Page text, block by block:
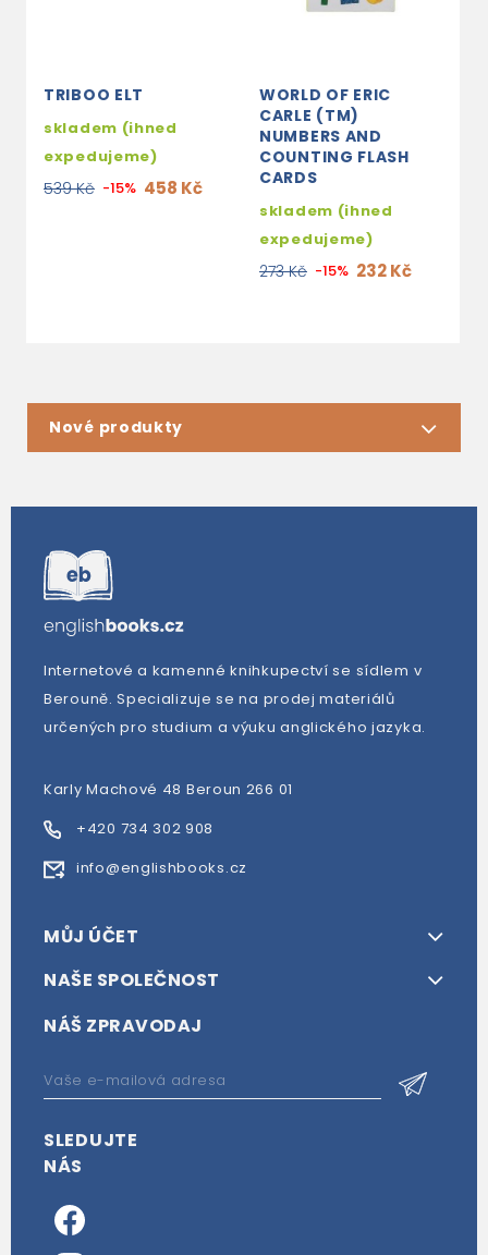
TRIBOO ELT
skladem (ihned
expedujeme)
539 Kč -15% 458 Kč
WORLD OF ERIC
CARLE (TM)
NUMBERS AND
COUNTING FLASH
CARDS
skladem (ihned
expedujeme)
273 Kč -15% 232 Kč
Nové produkty
Internetové a kamenné knihkupectví se sídlem v
Berouně. Specializuje se na prodej materiálů
určených pro studium a výuku anglického jazyka.
Karly Machové 48 Beroun 266 01
+420 734 302 908
info@englishbooks.cz
MŮJ ÚČET
NAŠE SPOLEČNOST
NÁŠ ZPRAVODAJ
SLEDUJTE
NÁS